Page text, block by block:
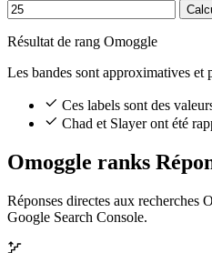
Résultat de rang Omoggle
Les bandes sont approximatives et
Ces labels sont des
Chad et Slayer ont été
Omoggle ranks
Réponses directes aux recherches
Google Search Console.